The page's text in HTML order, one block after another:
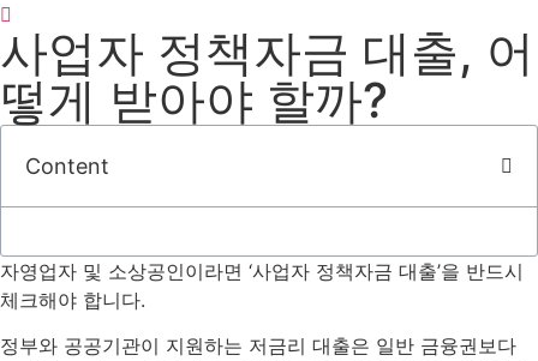
사업자 정책자금 대출, 어
떻게 받아야 할까?
Content
자영업자 및 소상공인이라면 ‘사업자 정책자금 대출’을 반드시
체크해야 합니다.
정부와 공공기관이 지원하는 저금리 대출은 일반 금융권보다